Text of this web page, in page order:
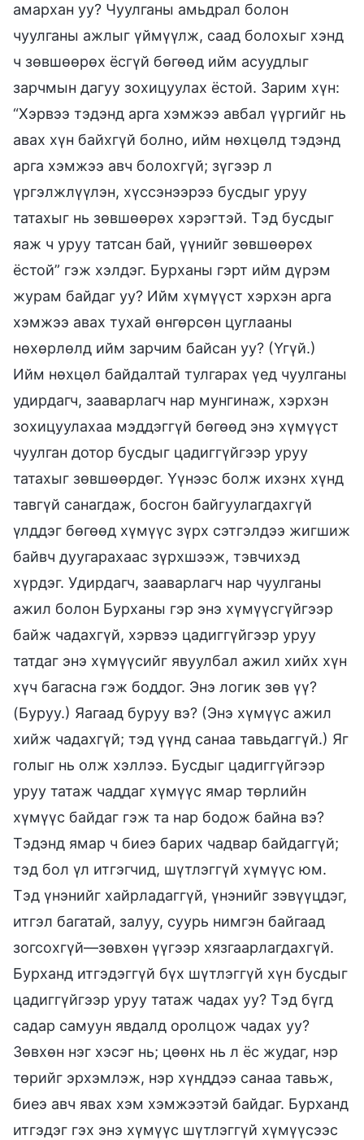
амархан уу? Чуулганы амьдрал болон
чуулганы ажлыг үймүүлж, саад болохыг хэнд
ч зөвшөөрөх ёсгүй бөгөөд ийм асуудлыг
зарчмын дагуу зохицуулах ёстой. Зарим хүн:
“Хэрвээ тэдэнд арга хэмжээ авбал үүргийг нь
авах хүн байхгүй болно, ийм нөхцөлд тэдэнд
арга хэмжээ авч болохгүй; зүгээр л
үргэлжлүүлэн, хүссэнээрээ бусдыг уруу
татахыг нь зөвшөөрөх хэрэгтэй. Тэд бусдыг
яаж ч уруу татсан бай, үүнийг зөвшөөрөх
ёстой” гэж хэлдэг. Бурханы гэрт ийм дүрэм
журам байдаг уу? Ийм хүмүүст хэрхэн арга
хэмжээ авах тухай өнгөрсөн цуглааны
нөхөрлөлд ийм зарчим байсан уу? (Үгүй.)
Ийм нөхцөл байдалтай тулгарах үед чуулганы
удирдагч, зааварлагч нар мунгинаж, хэрхэн
зохицуулахаа мэддэггүй бөгөөд энэ хүмүүст
чуулган дотор бусдыг цадиггүйгээр уруу
татахыг зөвшөөрдөг. Үүнээс болж ихэнх хүнд
тавгүй санагдаж, босгон байгуулагдахгүй
үлддэг бөгөөд хүмүүс зүрх сэтгэлдээ жигшиж
байвч дуугарахаас зүрхшээж, тэвчихэд
хүрдэг. Удирдагч, зааварлагч нар чуулганы
ажил болон Бурханы гэр энэ хүмүүсгүйгээр
байж чадахгүй, хэрвээ цадиггүйгээр уруу
татдаг энэ хүмүүсийг явуулбал ажил хийх хүн
хүч багасна гэж боддог. Энэ логик зөв үү?
(Буруу.) Яагаад буруу вэ? (Энэ хүмүүс ажил
хийж чадахгүй; тэд үүнд санаа тавьдаггүй.) Яг
голыг нь олж хэллээ. Бусдыг цадиггүйгээр
уруу татаж чаддаг хүмүүс ямар төрлийн
хүмүүс байдаг гэж та нар бодож байна вэ?
Тэдэнд ямар ч биеэ барих чадвар байдаггүй;
тэд бол үл итгэгчид, шүтлэггүй хүмүүс юм.
Тэд үнэнийг хайрладаггүй, үнэнийг зэвүүцдэг,
итгэл багатай, залуу, суурь нимгэн байгаад
зогсохгүй—зөвхөн үүгээр хязгаарлагдахгүй.
Бурханд итгэдэггүй бүх шүтлэггүй хүн бусдыг
цадиггүйгээр уруу татаж чадах уу? Тэд бүгд
садар самуун явдалд оролцож чадах уу?
Зөвхөн нэг хэсэг нь; цөөнх нь л ёс жудаг, нэр
төрийг эрхэмлэж, нэр хүнддээ санаа тавьж,
биеэ авч явах хэм хэмжээтэй байдаг. Бурханд
итгэдэг гэх энэ хүмүүс шүтлэггүй хүмүүсээс